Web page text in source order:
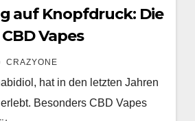
auf Knopfdruck: Die
Vapes
CRAZYONE
hat in den letzten Jahren
Besonders CBD Vapes